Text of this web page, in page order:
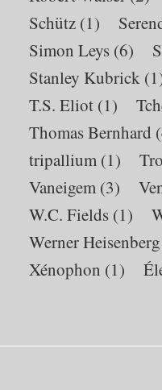
Schütz (1)
Simon Leys (6)
Stanley Kubrick
T.S. Eliot (1)
Thomas Bernhard
tripallium (1)
Vaneigem (3)
W.C. Fields (1)
Werner Heisenberg
Xénophon (1)